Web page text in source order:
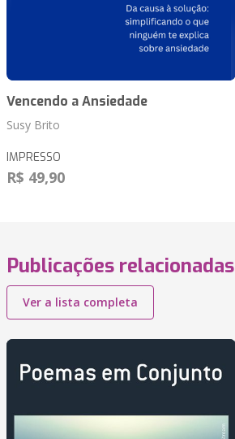
Vencendo a Ansiedade
Susy Brito
IMPRESSO
R$ 49,90
Publicações relacionadas
Ver a lista completa